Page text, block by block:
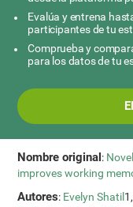
Evalúa y entrena
participantes de tu
Comprueba y
para los datos de tu
Nombre original:
improves working
Autores: Evelyn Shatil